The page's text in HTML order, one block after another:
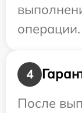
операции.
4
После